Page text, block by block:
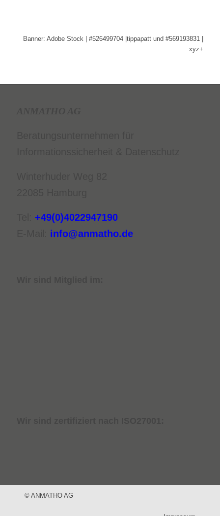
Banner: Adobe Stock | #526499704 |tippapatt und #569193831 |
xyz+
+49(0)4022947190
info@anmatho.de
© ANMATHO AG